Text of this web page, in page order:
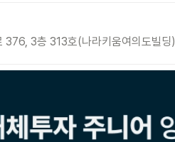
376, 3층 313호(나라키움여의도빌딩)